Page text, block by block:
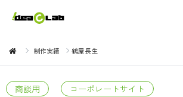
制作実績 鶴屋長生
商談用 コーポレートサイト